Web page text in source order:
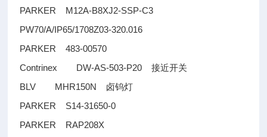
PARKER M12A-B8XJ2-SSP-C3
PW70/A/IP65/1708Z03-320.016
PARKER 483-00570
Contrinex DW-AS-503-P20接近开关
BLV MHR150N 卤钨灯
PARKER S14-31650-0
PARKER RAP208X